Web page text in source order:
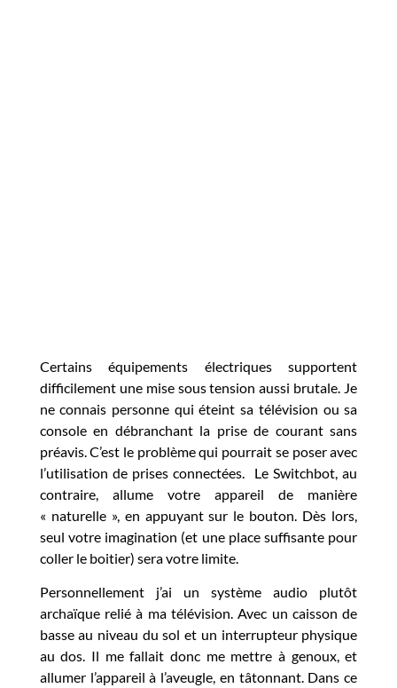
Certains équipements électriques supportent
difficilement une mise sous tension aussi brutale. Je
ne connais personne qui éteint sa télévision ou sa
console en débranchant la prise de courant sans
préavis. C’est le problème qui pourrait se poser avec
l’utilisation de prises connectées. Le Switchbot, au
contraire, allume votre appareil de manière
« naturelle », en appuyant sur le bouton. Dès lors,
seul votre imagination (et une place suffisante pour
coller le boitier) sera votre limite.
Personnellement j’ai un système audio plutôt
archaïque relié à ma télévision. Avec un caisson de
basse au niveau du sol et un interrupteur physique
au dos. Il me fallait donc me mettre à genoux, et
allumer l’appareil à l’aveugle, en tâtonnant. Dans ce